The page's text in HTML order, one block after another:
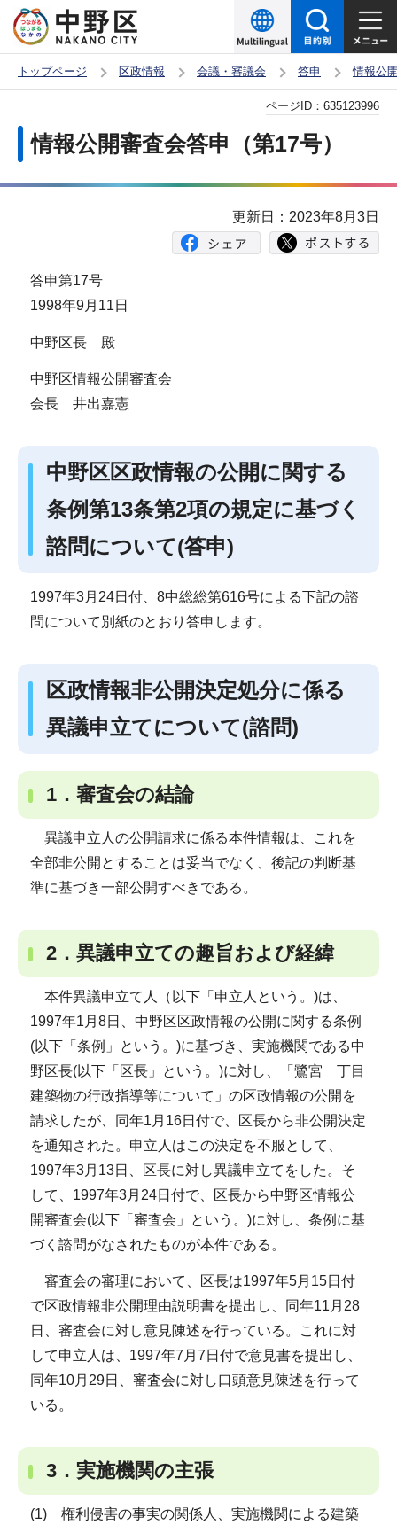
の
ー
頭
トップページ 区政情報 会議・審議会 答申 情報公
情報公開審査会答申（第17号）
ページID： 635123996
更新日：2023年8月3日
答申第17号
1998年9月11日
中野区長 殿
中野区情報公開審査会
会長 井出嘉憲
中野区区政情報の公開に関する
条例第13条第2項の規定に基づく
諮問について(答申)
1997年3月24日付、8中総総第616号による下記の諮
問について別紙のとおり答申します。
区政情報非公開決定処分に係る
異議申立てについて(諮問)
1．審査会の結論
異議申立人の公開請求に係る本件情報は、これを
全部非公開とすることは妥当でなく、後記の判断基
準に基づき一部公開すべきである。
2．異議申立ての趣旨および経緯
本件異議申立て人（以下「申立人という。)は、
1997年1月8日、中野区区政情報の公開に関する条例
(以下「条例」という。)に基づき、実施機関である中
野区長(以下「区長」という。)に対し、「鷺宮 丁目
建築物の行政指導等について」の区政情報の公開を
請求したが、同年1月16日付で、区長から非公開決定
を通知された。申立人はこの決定を不服として、
1997年3月13日、区長に対し異議申立てをした。そ
して、1997年3月24日付で、区長から中野区情報公
開審査会(以下「審査会」という。)に対し、条例に基
づく諮問がなされたものが本件である。
審査会の審理において、区長は1997年5月15日付
で区政情報非公開理由説明書を提出し、同年11月28
日、審査会に対し意見陳述を行っている。これに対
して申立人は、1997年7月7日付で意見書を提出し、
同年10月29日、審査会に対し口頭意見陳述を行って
いる。
3．実施機関の主張
(1) 権利侵害の事実の関係人、実施機関による建築